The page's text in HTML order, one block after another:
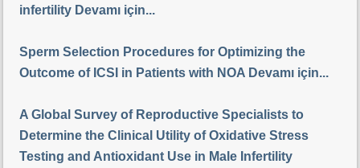
infertility Devamı için...
Sperm Selection Procedures for Optimizing the
Outcome of ICSI in Patients with NOA Devamı için...
A Global Survey of Reproductive Specialists to
Determine the Clinical Utility of Oxidative Stress
Testing and Antioxidant Use in Male Infertility